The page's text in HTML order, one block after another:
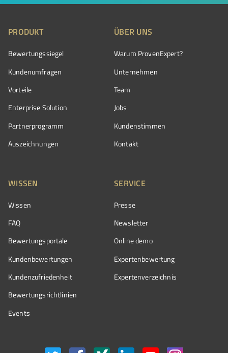
PRODUKT
Bewertungssiegel
Kundenumfragen
Vorteile
Enterprise Solution
Partnerprogramm
Auszeichnungen
ÜBER UNS
Warum ProvenExpert?
Unternehmen
Team
Jobs
Kundenstimmen
Kontakt
WISSEN
Wissen
FAQ
Bewertungsportale
Kundenbewertungen
Kundenzufriedenheit
Bewertungs­richtlinien
Events
SERVICE
Presse
Newsletter
Online demo
Expertenbewertung
Expertenverzeichnis